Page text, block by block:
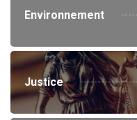
Environnement
Justice